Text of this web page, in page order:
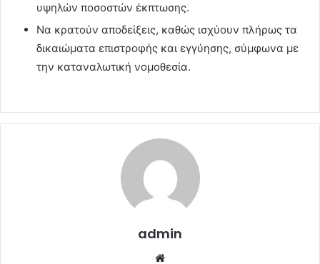
υψηλών ποσοστών έκπτωσης.
Να κρατούν αποδείξεις, καθώς ισχύουν πλήρως τα
δικαιώματα επιστροφής και εγγύησης, σύμφωνα με
την καταναλωτική νομοθεσία.
admin